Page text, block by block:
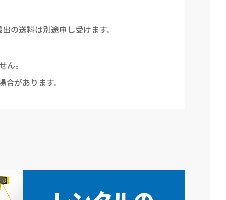
の送料は別途申し受けます。
ん。
があります。